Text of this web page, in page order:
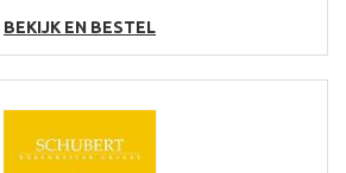
BEKIJK EN BESTEL